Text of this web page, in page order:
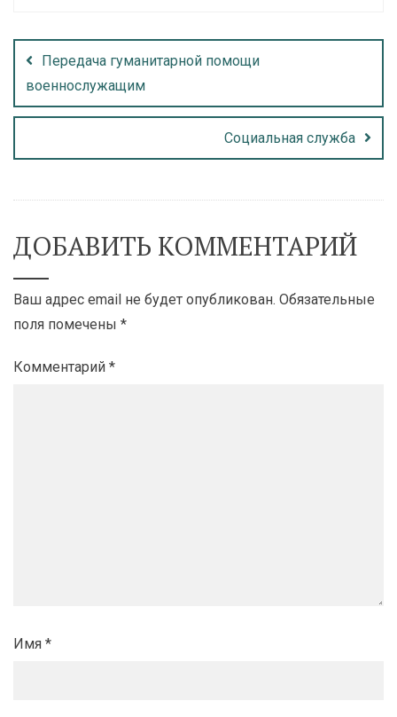
Передача гуманитарной помощи
военнослужащим
Социальная служба
ДОБАВИТЬ КОММЕНТАРИЙ
Ваш адрес email не будет опубликован. Обязательные
поля помечены *
Комментарий *
Имя *